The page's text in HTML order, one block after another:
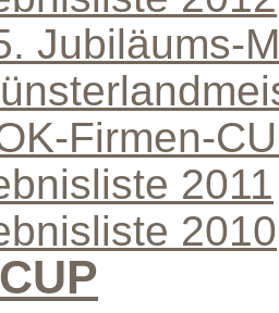
Jubiläums-
Firmen-
2011
2010